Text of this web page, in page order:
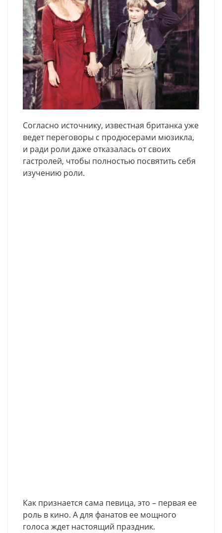
Согласно источнику, известная британка уже
ведет переговоры с продюсерами мюзикла,
и ради роли даже отказалась от своих
гастролей, чтобы полностью посвятить себя
изучению роли.
Как признается сама певица, это – первая ее
роль в кино. А для фанатов ее мощного
голоса ждет настоящий праздник.